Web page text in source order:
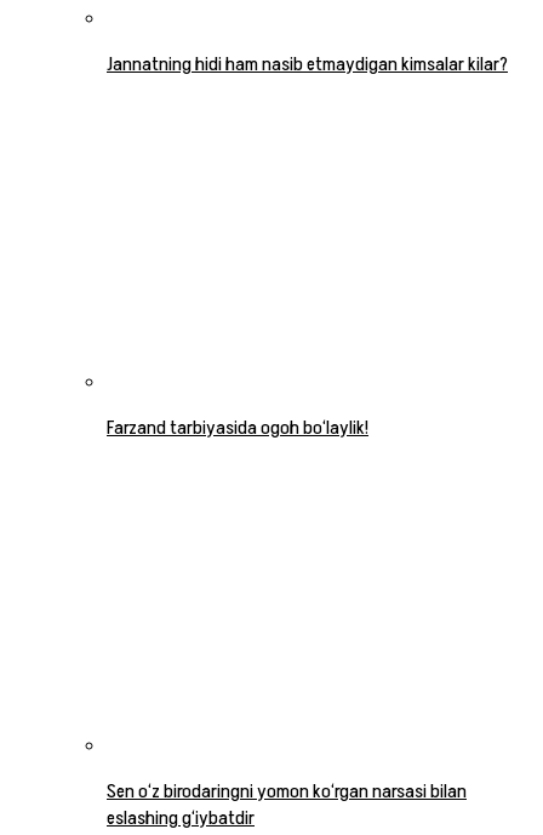
Jannatning hidi ham nasib etmaydigan kimsalar kilar?
Farzand tarbiyasida ogoh bo‘laylik!
Sen o‘z birodaringni yomon ko‘rgan narsasi bilan
eslashing g‘iybatdir